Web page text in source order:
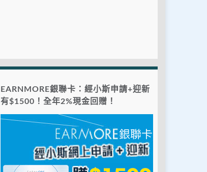
EARNMORE銀聯卡：經小斯申請+迎新
有$1500！全年2%現金回贈！